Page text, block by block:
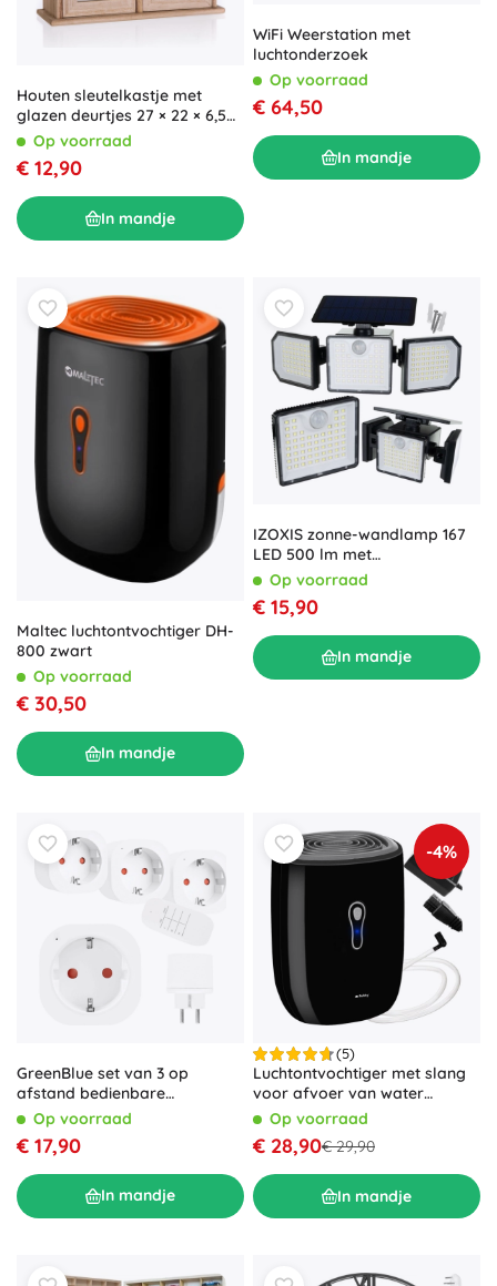
Houten sleutelkastje met
glazen deurtjes 27 × 22 × 6,5
cmOp voorraad
€ 12,90
In mandje
WiFi Weerstation met
luchtonderzoek
Op voorraad
€ 64,50
In mandje
Maltec luchtontvochtiger DH-
800 zwart
Op voorraad
€ 30,50
In mandje
IZOXIS zonne-wandlamp 167
LED 500 lm met
afstandsbediening en
bewegingssensor
Op voorraad
€ 15,90
In mandje
GreenBlue set van 3 op
afstand bedienbare
stopcontacten met
afstandsbediening, type F
Op voorraad
€ 17,90
In mandje
-4%
(5)
Luchtontvochtiger met slang
voor afvoer van water
RUHHY
Op voorraad
€ 28,90€ 29,90
In mandje